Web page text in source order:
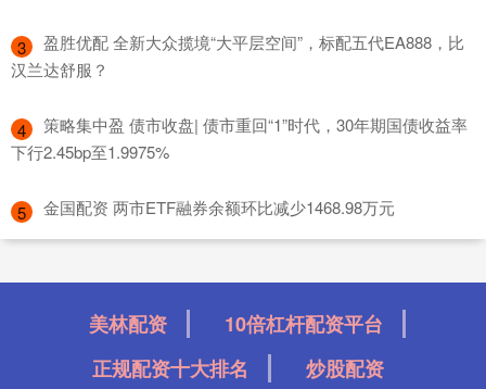
3
​盈胜优配 全新大众揽境“大平层空间”，标配五代EA888，比
汉兰达舒服？
4
​策略集中盈 债市收盘| 债市重回“1”时代，30年期国债收益率
下行2.45bp至1.9975%
5 ​金国配资 两市ETF融券余额环比减少1468.98万元
美林配资
10倍杠杆配资平台
正规配资十大排名
炒股配资